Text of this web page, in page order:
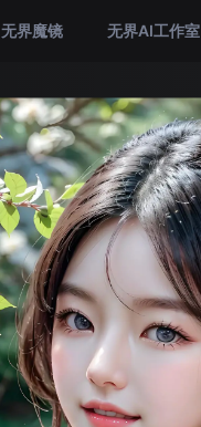
无界魔镜 无界AI工作室